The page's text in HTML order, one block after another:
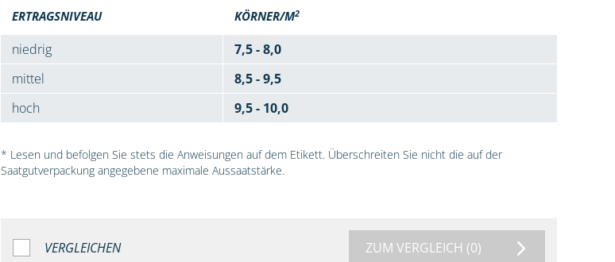
ERTRAGSNIVEAU KÖRNER/M2
niedrig
7,5 - 8,0
mittel
8,5 - 9,5
hoch
9,5 - 10,0
* Lesen und befolgen Sie stets die Anweisungen auf dem Etikett. Überschreiten Sie nicht die auf der
Saatgutverpackung angegebene maximale Aussaatstärke.
VERGLEICHEN ZUM VERGLEICH (0)